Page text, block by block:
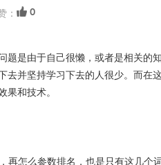
： 0
题是由于自己很懒，或者是相关的
去并坚持学习下去的人很少。而在
和技术。
再怎么参数排名，也是只有这几个